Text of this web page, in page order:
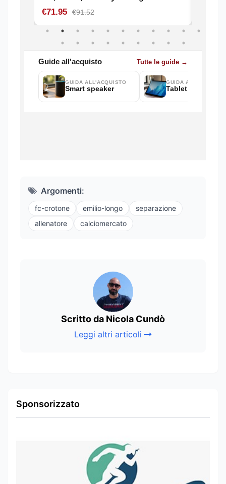
Argomenti:
fc-crotone emilio-longo
separazione
allenatore
calciomercato
Scritto da Nicola Cundò
Leggi altri articoli
Sponsorizzato